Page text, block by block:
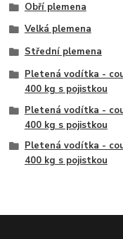
Obří plemena
Velká plemena
Střední plemena
Pletená vodítka -
400 kg s pojistkou
Pletená vodítka -
400 kg s pojistkou
Pletená vodítka -
400 kg s pojistkou